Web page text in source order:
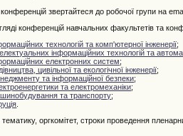
звертайтеся до робочої групи на
конференцій навчальних факультетів та
технологій та комп'ютерної інженерії;
інформаційних технологій та
електронних систем;
цивільної та екологічної інженерії;
та інформаційної безпеки;
та електромеханіки;
та транспорту;
оргкомітет, строки проведення